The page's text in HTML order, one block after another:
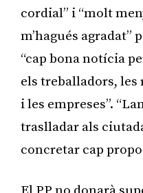
cordial” i “molt
m’hagués agradat”
“cap bona notícia
els treballadors, les
i les empreses”.
traslladar als
concretar cap